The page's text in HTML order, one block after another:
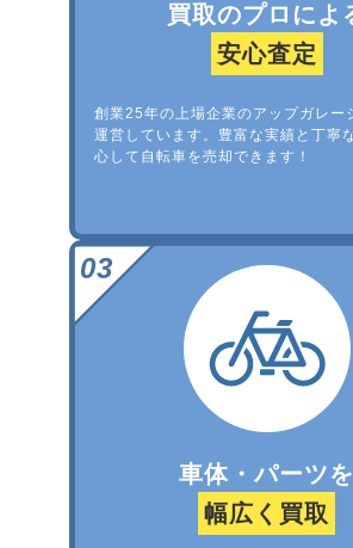
買取のプロによ
安心査定
創業25年の上場企業のアップガレー
運営しています。豊富な実績と丁寧
心して自転車を売却できます！
車体・パーツを
幅広く買取